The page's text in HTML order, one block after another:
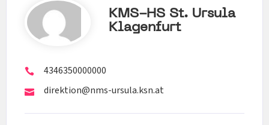
KMS-HS St. Ursula
Klagenfurt
4346350000000
direktion@nms-ursula.ksn.at